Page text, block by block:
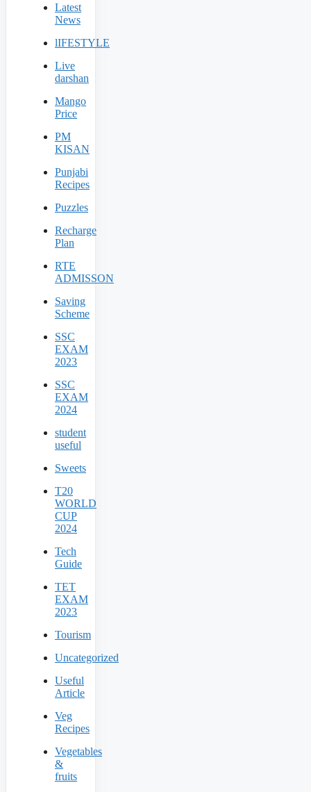
Latest
News
lIFESTYLE
Live
darshan
Mango
Price
PM
KISAN
Punjabi
Recipes
Puzzles
Recharge
Plan
RTE
ADMISSON
Saving
Scheme
SSC
EXAM
2023
SSC
EXAM
2024
student
useful
Sweets
T20
WORLD
CUP
2024
Tech
Guide
TET
EXAM
2023
Tourism
Uncategorized
Useful
Article
Veg
Recipes
Vegetables
&
fruits